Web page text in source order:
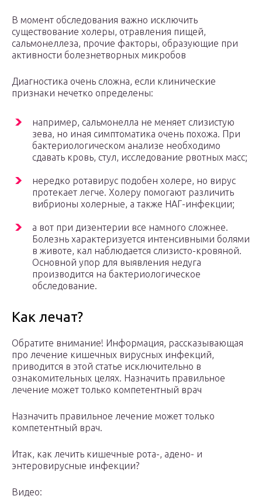
В момент обследования важно исключить
существование холеры, отравления пищей,
сальмонеллеза, прочие факторы, образующие при
активности болезнетворных микробов
Диагностика очень сложна, если клинические
признаки нечетко определены:
например, сальмонелла не меняет слизистую
зева, но иная симптоматика очень похожа. При
бактериологическом анализе необходимо
сдавать кровь, стул, исследование рвотных масс;
нередко ротавирус подобен холере, но вирус
протекает легче. Холеру помогают различить
вибрионы холерные, а также НАГ-инфекции;
а вот при дизентерии все намного сложнее.
Болезнь характеризуется интенсивными болями
в животе, кал наблюдается слизисто-кровяной.
Основной упор для выявления недуга
производится на бактериологическое
обследование.
Как лечат?
Обратите внимание! Информация, рассказывающая
про лечение кишечных вирусных инфекций,
приводится в этой статье исключительно в
ознакомительных целях. Назначить правильное
лечение может только компетентный врач
Назначить правильное лечение может только
компетентный врач.
Итак, как лечить кишечные рота-, адено- и
энтеровирусные инфекции?
Видео: